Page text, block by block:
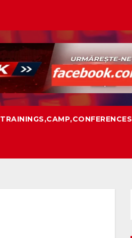
TRAININGS,CAMP,CONFERENCES